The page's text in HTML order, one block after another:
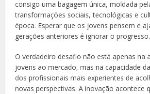
consigo uma bagagem única, moldada
transformações sociais, tecnológicas e
época. Esperar que os jovens pensem e
gerações anteriores é ignorar o progresso.
O verdadeiro desafio não está apenas na
jovens ao mercado, mas na capacidade
dos profissionais mais experientes de
novas perspectivas. A inovação acontece